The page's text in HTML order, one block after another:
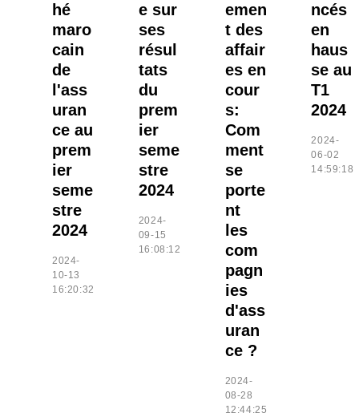
hé
maro
cain
de
l'ass
uran
ce au
prem
ier
seme
stre
2024
2024-
10-13
16:20:32
e sur
ses
résul
tats
du
prem
ier
seme
stre
2024
2024-
09-15
16:08:12
emen
t des
affair
es en
cour
s:
Com
ment
se
porte
nt
les
com
pagn
ies
d'ass
uran
ce ?
2024-
08-28
12:44:25
ncés
en
haus
se au
T1
2024
2024-
06-02
14:59:18